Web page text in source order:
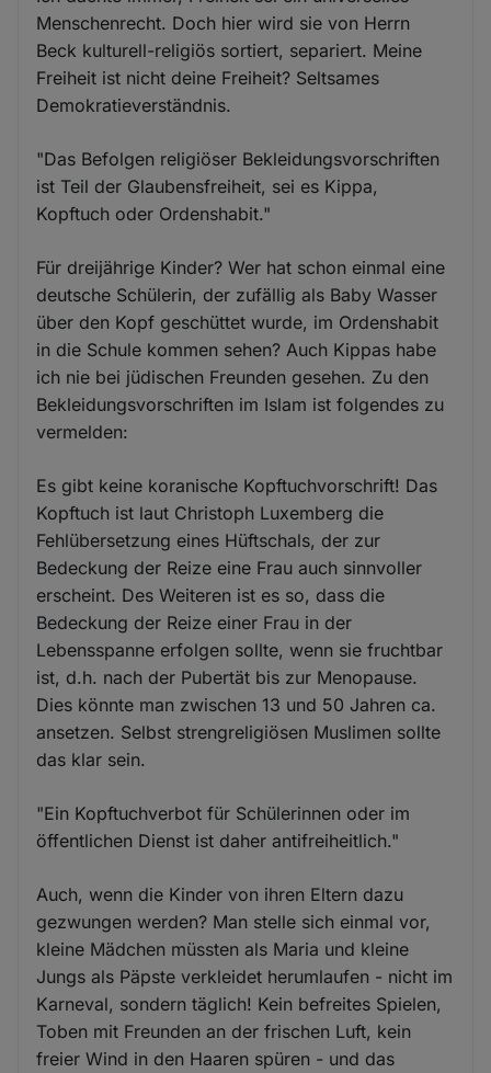
Menschenrecht. Doch hier wird sie von Herrn
Beck kulturell-religiös sortiert, separiert. Meine
Freiheit ist nicht deine Freiheit? Seltsames
Demokratieverständnis.
"Das Befolgen religiöser Bekleidungsvorschriften
ist Teil der Glaubensfreiheit, sei es Kippa,
Kopftuch oder Ordenshabit."
Für dreijährige Kinder? Wer hat schon einmal eine
deutsche Schülerin, der zufällig als Baby Wasser
über den Kopf geschüttet wurde, im Ordenshabit
in die Schule kommen sehen? Auch Kippas habe
ich nie bei jüdischen Freunden gesehen. Zu den
Bekleidungsvorschriften im Islam ist folgendes zu
vermelden:
Es gibt keine koranische Kopftuchvorschrift! Das
Kopftuch ist laut Christoph Luxemberg die
Fehlübersetzung eines Hüftschals, der zur
Bedeckung der Reize eine Frau auch sinnvoller
erscheint. Des Weiteren ist es so, dass die
Bedeckung der Reize einer Frau in der
Lebensspanne erfolgen sollte, wenn sie fruchtbar
ist, d.h. nach der Pubertät bis zur Menopause.
Dies könnte man zwischen 13 und 50 Jahren ca.
ansetzen. Selbst strengreligiösen Muslimen sollte
das klar sein.
"Ein Kopftuchverbot für Schülerinnen oder im
öffentlichen Dienst ist daher antifreiheitlich."
Auch, wenn die Kinder von ihren Eltern dazu
gezwungen werden? Man stelle sich einmal vor,
kleine Mädchen müssten als Maria und kleine
Jungs als Päpste verkleidet herumlaufen - nicht im
Karneval, sondern täglich! Kein befreites Spielen,
Toben mit Freunden an der frischen Luft, kein
freier Wind in den Haaren spüren - und das